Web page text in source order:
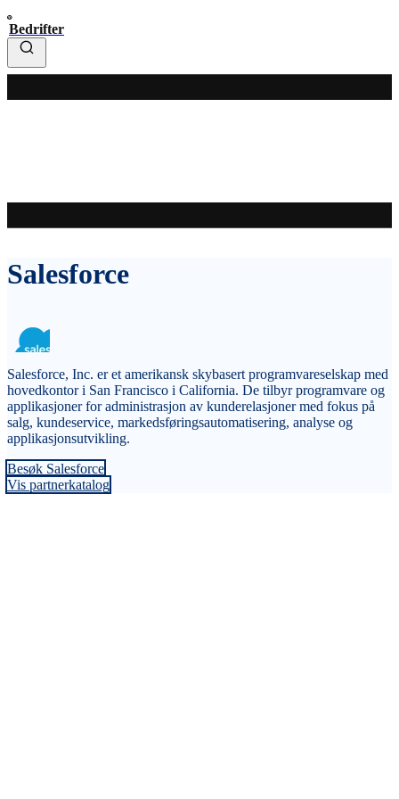
Bedrifter
Salesforce
Salesforce, Inc. er et amerikansk skybasert programvareselskap med
hovedkontor i San Francisco i California. De tilbyr programvare og
applikasjoner for administrasjon av kunderelasjoner med fokus på
salg, kundeservice, markedsføringsautomatisering, analyse og
applikasjonsutvikling.
Besøk Salesforce
Vis partnerkatalog